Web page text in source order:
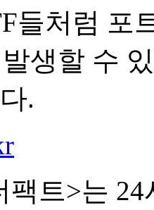
들처럼 포
생할 수
.
팩트>는